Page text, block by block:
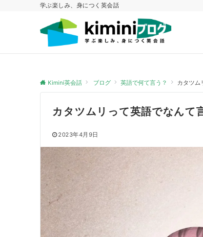
学ぶ楽しみ、身につく英会話
Kimini英会話 ブログ 英語で何て言う？ カタツム
カタツムリって英語でなんて
2023年4月9日